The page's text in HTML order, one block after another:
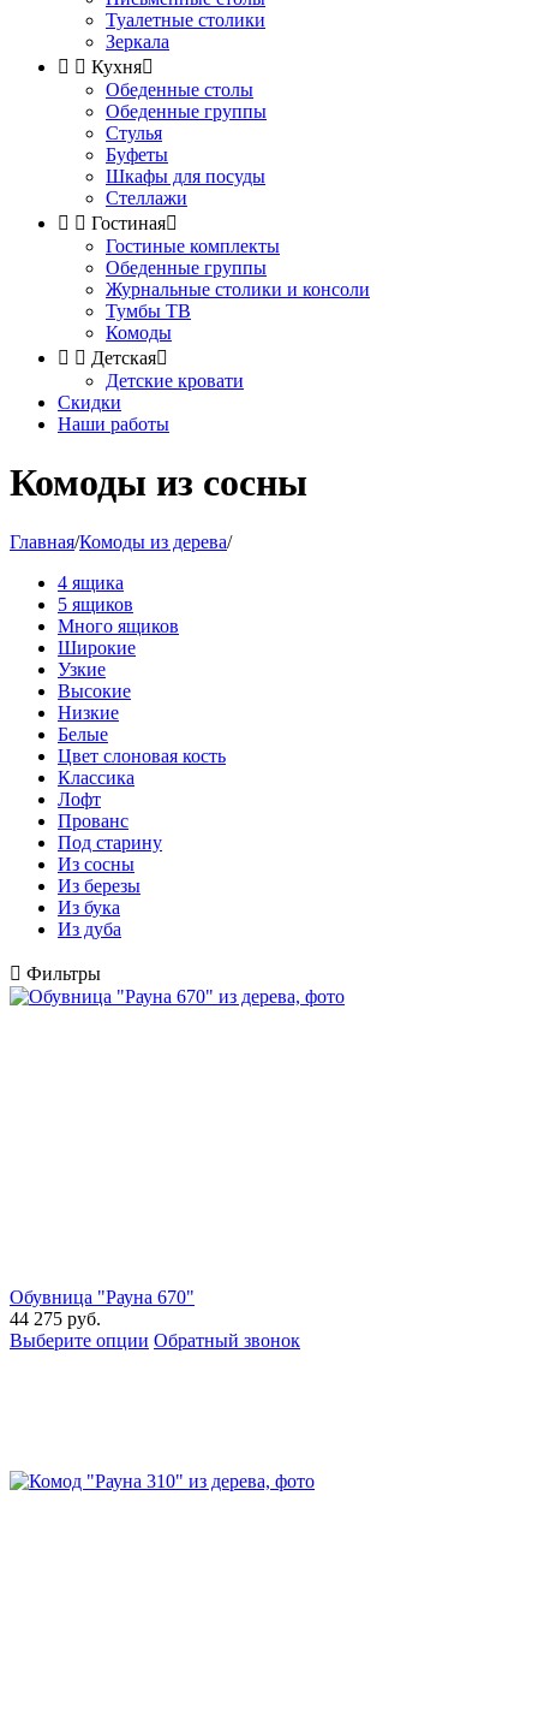
Туалетные столики
Зеркала
  Кухня
Обеденные столы
Обеденные группы
Стулья
Буфеты
Шкафы для посуды
Стеллажи
  Гостиная
Гостиные комплекты
Обеденные группы
Журнальные столики и консоли
Тумбы ТВ
Комоды
  Детская
Детские кровати
Скидки
Наши работы
Комоды из сосны
Главная/Комоды из дерева/
4 ящика
5 ящиков
Много ящиков
Широкие
Узкие
Высокие
Низкие
Белые
Цвет слоновая кость
Классика
Лофт
Прованс
Под старину
Из сосны
Из березы
Из бука
Из дуба
 Фильтры
Обувница "Рауна 670"
44 275 руб.
Выберите опции Обратный звонок